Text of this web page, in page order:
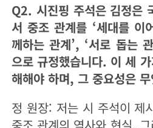
Q2. 시진핑 주석은 김정은
서 중조 관계를 ‘세대를 이
께하는 관계’, ‘서로 돕는
으로 규정했습니다. 이 세
해해야 하며, 그 중요성은
정 원장: 저는 시 주석이 제